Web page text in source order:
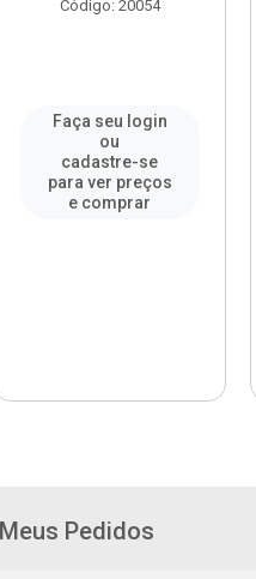
Código: 20054
Faça seu login
ou
cadastre-se
para ver preços
e comprar
Meus Pedidos